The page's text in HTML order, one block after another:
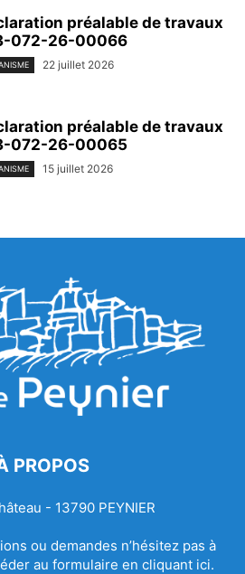
préalable de travaux
072-26-00066
22 juillet 2026
préalable de travaux
072-26-00065
15 juillet 2026
PROPOS
- 13790 PEYNIER
ou demandes n’hésitez pas à
au formulaire en cliquant ici.